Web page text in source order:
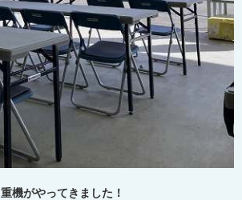
重機がやってきました！